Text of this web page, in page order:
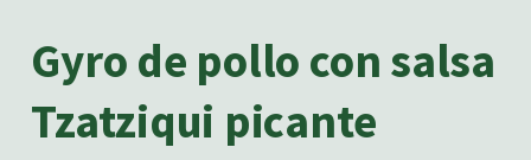
Gyro de pollo con salsa
Tzatziqui picante